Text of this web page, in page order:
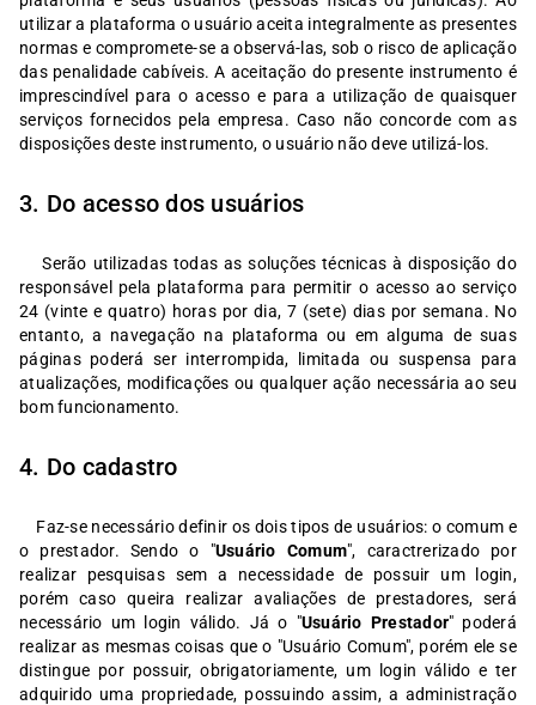
utilizar a plataforma o usuário aceita integralmente as presentes
normas e compromete-se a observá-las, sob o risco de aplicação
das penalidade cabíveis. A aceitação do presente instrumento é
imprescindível para o acesso e para a utilização de quaisquer
serviços fornecidos pela empresa. Caso não concorde com as
disposições deste instrumento, o usuário não deve utilizá-los.
3. Do acesso dos usuários
Serão utilizadas todas as soluções técnicas à disposição do
responsável pela plataforma para permitir o acesso ao serviço
24 (vinte e quatro) horas por dia, 7 (sete) dias por semana. No
entanto, a navegação na plataforma ou em alguma de suas
páginas poderá ser interrompida, limitada ou suspensa para
atualizações, modificações ou qualquer ação necessária ao seu
bom funcionamento.
4. Do cadastro
Faz-se necessário definir os dois tipos de usuários: o comum e
o prestador. Sendo o "Usuário Comum", caractrerizado por
realizar pesquisas sem a necessidade de possuir um login,
porém caso queira realizar avaliações de prestadores, será
necessário um login válido. Já o "Usuário Prestador" poderá
realizar as mesmas coisas que o "Usuário Comum", porém ele se
distingue por possuir, obrigatoriamente, um login válido e ter
adquirido uma propriedade, possuindo assim, a administração